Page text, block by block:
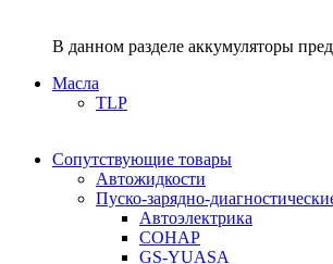
В данном разделе аккумуляторы
Масла
TLP
Сопутствующие товары
Автожидкости
Пуско-зарядно-
Автоэлектрика
СОНАР
GS-YUASA